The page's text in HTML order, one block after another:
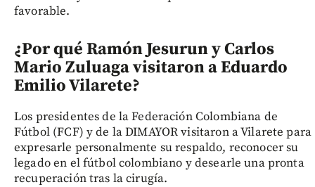
favorable.
¿Por qué Ramón Jesurun y Carlos
Mario Zuluaga visitaron a Eduardo
Emilio Vilarete?
Los presidentes de la Federación Colombiana de
Fútbol (FCF) y de la DIMAYOR visitaron a Vilarete para
expresarle personalmente su respaldo, reconocer su
legado en el fútbol colombiano y desearle una pronta
recuperación tras la cirugía.